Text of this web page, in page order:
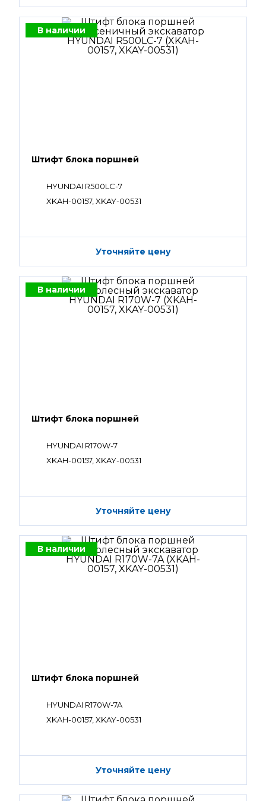
В наличии
Штифт блока поршней
HYUNDAI R500LC-7
XKAH-00157, XKAY-00531
Уточняйте цену
В наличии
Штифт блока поршней
HYUNDAI R170W-7
XKAH-00157, XKAY-00531
Уточняйте цену
В наличии
Штифт блока поршней
HYUNDAI R170W-7A
XKAH-00157, XKAY-00531
Уточняйте цену